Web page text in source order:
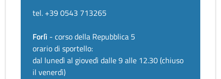
tel. +39 0543 713265
Forlì - corso della Repubblica 5
orario di sportello:
dal lunedì al giovedì dalle 9 alle 12.30 (chiuso
il venerdì)